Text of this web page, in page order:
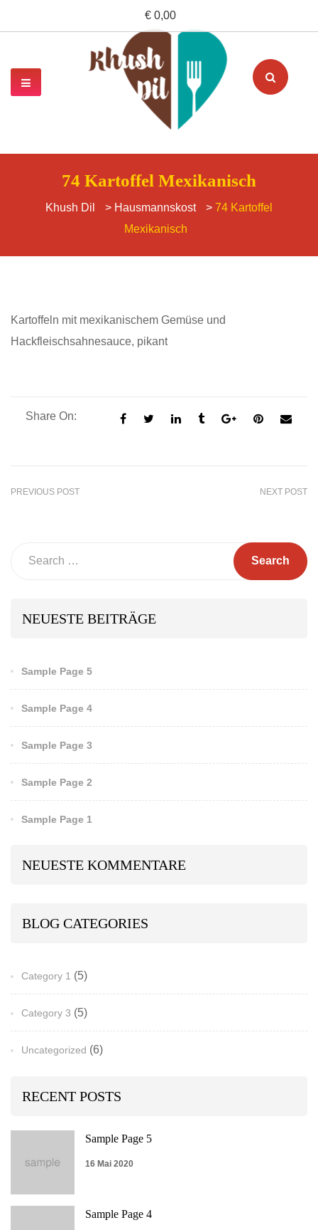
74 Kartoffel Mexikanisch
Khush Dil > Hausmannskost > 74 Kartoffel
Mexikanisch
Kartoffeln mit mexikanischem Gemüse und
Hackfleischsahnesauce, pikant
Share On:
PREVIOUS POST NEXT POST
NEUESTE BEITRÄGE
Sample Page 5
Sample Page 4
Sample Page 3
Sample Page 2
Sample Page 1
NEUESTE KOMMENTARE
BLOG CATEGORIES
Category 1 (5)
Category 3 (5)
Uncategorized (6)
RECENT POSTS
Sample Page 5
16 Mai 2020
Sample Page 4
€ 0,00